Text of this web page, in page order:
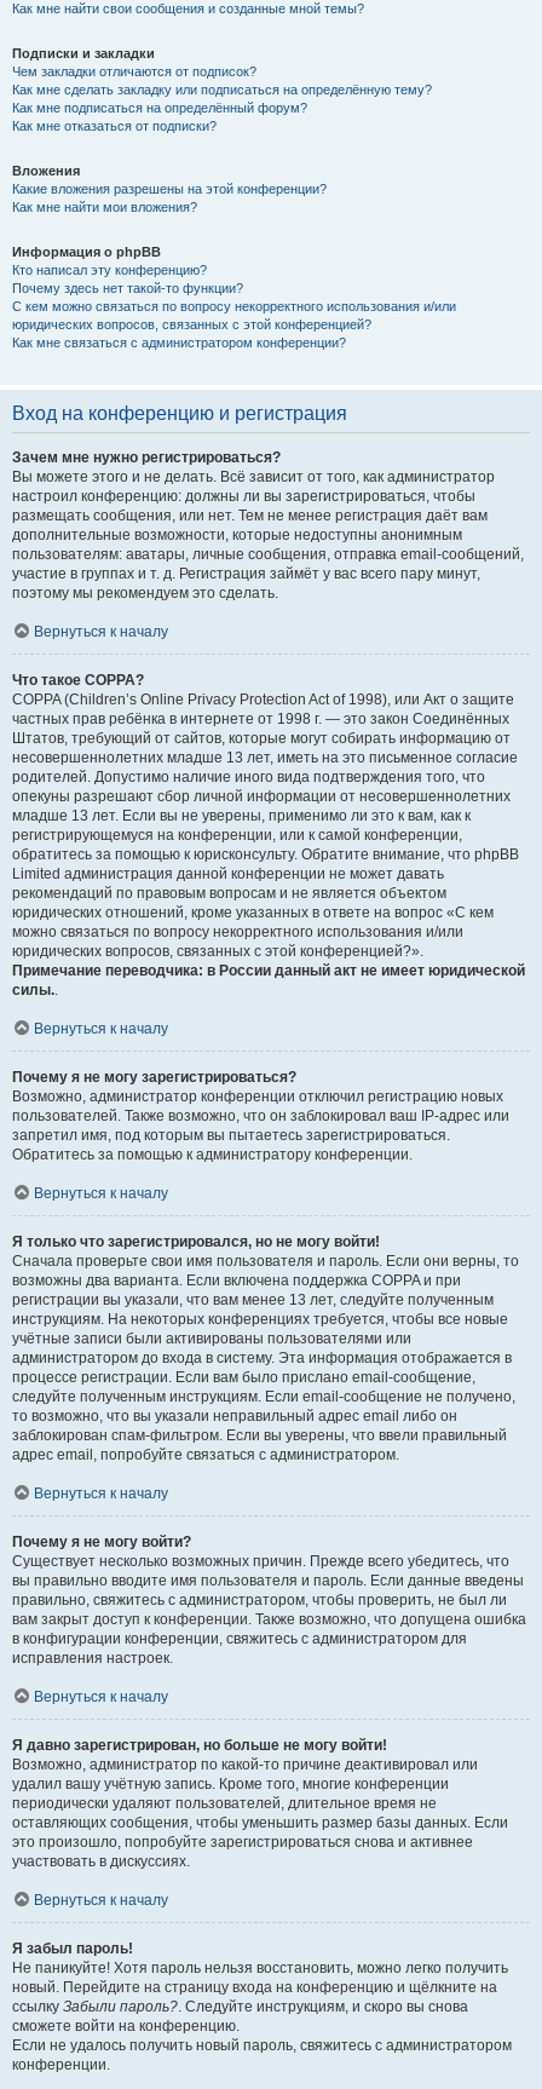
Как мне найти свои сообщения и созданные мной темы?
Подписки и закладки
Чем закладки отличаются от подписок?
Как мне сделать закладку или подписаться на определённую тему?
Как мне подписаться на определённый форум?
Как мне отказаться от подписки?
Вложения
Какие вложения разрешены на этой конференции?
Как мне найти мои вложения?
Информация о phpBB
Кто написал эту конференцию?
Почему здесь нет такой-то функции?
С кем можно связаться по вопросу некорректного использования и/или
юридических вопросов, связанных с этой конференцией?
Как мне связаться с администратором конференции?
Вход на конференцию и регистрация
Зачем мне нужно регистрироваться?
Вы можете этого и не делать. Всё зависит от того, как администратор
настроил конференцию: должны ли вы зарегистрироваться, чтобы
размещать сообщения, или нет. Тем не менее регистрация даёт вам
дополнительные возможности, которые недоступны анонимным
пользователям: аватары, личные сообщения, отправка email-сообщений,
участие в группах и т. д. Регистрация займёт у вас всего пару минут,
поэтому мы рекомендуем это сделать.
Вернуться к началу
Что такое COPPA?
COPPA (Children’s Online Privacy Protection Act of 1998), или Акт о защите
частных прав ребёнка в интернете от 1998 г. — это закон Соединённых
Штатов, требующий от сайтов, которые могут собирать информацию от
несовершеннолетних младше 13 лет, иметь на это письменное согласие
родителей. Допустимо наличие иного вида подтверждения того, что
опекуны разрешают сбор личной информации от несовершеннолетних
младше 13 лет. Если вы не уверены, применимо ли это к вам, как к
регистрирующемуся на конференции, или к самой конференции,
обратитесь за помощью к юрисконсульту. Обратите внимание, что phpBB
Limited администрация данной конференции не может давать
рекомендаций по правовым вопросам и не является объектом
юридических отношений, кроме указанных в ответе на вопрос «С кем
можно связаться по вопросу некорректного использования и/или
юридических вопросов, связанных с этой конференцией?».
Примечание переводчика: в России данный акт не имеет юридической
силы..
Вернуться к началу
Почему я не могу зарегистрироваться?
Возможно, администратор конференции отключил регистрацию новых
пользователей. Также возможно, что он заблокировал ваш IP-адрес или
запретил имя, под которым вы пытаетесь зарегистрироваться.
Обратитесь за помощью к администратору конференции.
Вернуться к началу
Я только что зарегистрировался, но не могу войти!
Сначала проверьте свои имя пользователя и пароль. Если они верны, то
возможны два варианта. Если включена поддержка COPPA и при
регистрации вы указали, что вам менее 13 лет, следуйте полученным
инструкциям. На некоторых конференциях требуется, чтобы все новые
учётные записи были активированы пользователями или
администратором до входа в систему. Эта информация отображается в
процессе регистрации. Если вам было прислано email-сообщение,
следуйте полученным инструкциям. Если email-сообщение не получено,
то возможно, что вы указали неправильный адрес email либо он
заблокирован спам-фильтром. Если вы уверены, что ввели правильный
адрес email, попробуйте связаться с администратором.
Вернуться к началу
Почему я не могу войти?
Существует несколько возможных причин. Прежде всего убедитесь, что
вы правильно вводите имя пользователя и пароль. Если данные введены
правильно, свяжитесь с администратором, чтобы проверить, не был ли
вам закрыт доступ к конференции. Также возможно, что допущена ошибка
в конфигурации конференции, свяжитесь с администратором для
исправления настроек.
Вернуться к началу
Я давно зарегистрирован, но больше не могу войти!
Возможно, администратор по какой-то причине деактивировал или
удалил вашу учётную запись. Кроме того, многие конференции
периодически удаляют пользователей, длительное время не
оставляющих сообщения, чтобы уменьшить размер базы данных. Если
это произошло, попробуйте зарегистрироваться снова и активнее
участвовать в дискуссиях.
Вернуться к началу
Я забыл пароль!
Не паникуйте! Хотя пароль нельзя восстановить, можно легко получить
новый. Перейдите на страницу входа на конференцию и щёлкните на
ссылку Забыли пароль?. Следуйте инструкциям, и скоро вы снова
сможете войти на конференцию.
Если не удалось получить новый пароль, свяжитесь с администратором
конференции.